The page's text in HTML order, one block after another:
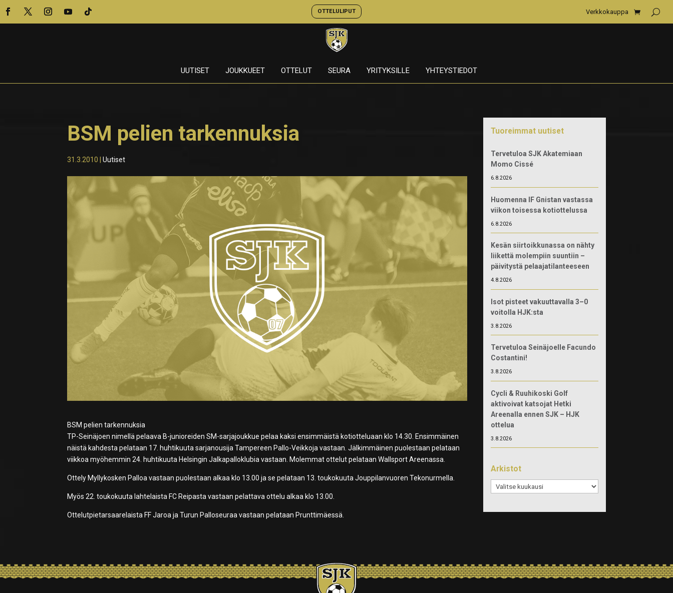
OTTELULIPUT Verkkokauppa
UUTISET JOUKKUEET OTTELUT SEURA YRITYKSILLE YHTEYSTIEDOT
BSM pelien tarkennuksia
31.3.2010 |Uutiset
BSM pelien tarkennuksia
TP-Seinäjoen nimellä pelaava B-junioreiden SM-sarjajoukkue pelaa kaksi ensimmäistä kotiotteluaan klo 14.30. Ensimmäinen
näistä kahdesta pelataan 17. huhtikuuta sarjanousija Tampereen Pallo-Veikkoja vastaan. Jälkimmäinen puolestaan pelataan
viikkoa myöhemmin 24. huhtikuuta Helsingin Jalkapalloklubia vastaan. Molemmat ottelut pelataan Wallsport Areenassa.
Ottely Myllykosken Palloa vastaan puolestaan alkaa klo 13.00 ja se pelataan 13. toukokuuta Jouppilanvuoren Tekonurmella.
Myös 22. toukokuuta lahtelaista FC Reipasta vastaan pelattava ottelu alkaa klo 13.00.
Ottelutpietarsaarelaista FF Jaroa ja Turun Palloseuraa vastaan pelataan Prunttimäessä.
Tuoreimmat uutiset
Tervetuloa SJK Akatemiaan
Momo Cissé
6.8.2026
Huomenna IF Gnistan vastassa
viikon toisessa kotiottelussa
6.8.2026
Kesän siirtoikkunassa on nähty
liikettä molempiin suuntiin –
päivitystä pelaajatilanteeseen
4.8.2026
Isot pisteet vakuuttavalla 3–0
voitolla HJK:sta
3.8.2026
Tervetuloa Seinäjoelle Facundo
Costantini!
3.8.2026
Cycli & Ruuhikoski Golf
aktivoivat katsojat Hetki
Areenalla ennen SJK – HJK
ottelua
3.8.2026
Arkistot
Arkistot